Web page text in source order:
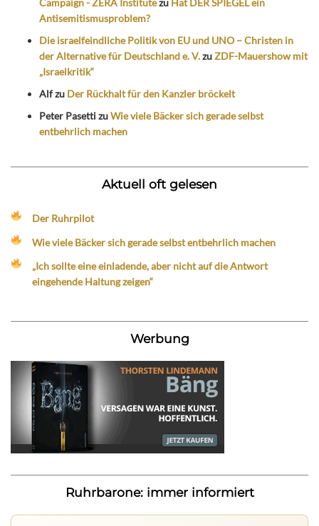
Campaign - ZERA Institutezu Hat DER SPIEGEL ein
Antisemitismusproblem?
Die israelfeindliche Politik von EU und UNO – Christen in
der Alternative für Deutschland e. V.zuZDF-Mauershow mit
„Israelkritik“
Alfzu Der Rückhalt für den Kanzler bröckelt
Peter PasettizuWie viele Bäcker sich gerade selbst
entbehrlich machen
Aktuell oft gelesen
Der Ruhrpilot
Wie viele Bäcker sich gerade selbst entbehrlich machen
„Ich sollte eine einladende, aber nicht auf die Antwort
eingehende Haltung zeigen“
Werbung
Ruhrbarone: immer informiert